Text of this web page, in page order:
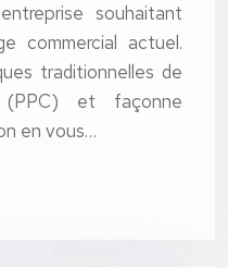
souhaitant
commercial actuel.
traditionnelles de
(PPC) et façonne
en vous…